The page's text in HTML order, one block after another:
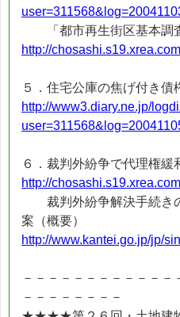
「都市再生街区基本調査
http://
５．住宅公庫の焦げ付き債
http://www3.diary.ne.jp/
６．裁判外紛争で代理権緩
http://
裁判外紛争解決手続き
案（概要）
http://www.kantei.go.jp/jp/
－－－－－－－－－－－－
－－－－－－－－